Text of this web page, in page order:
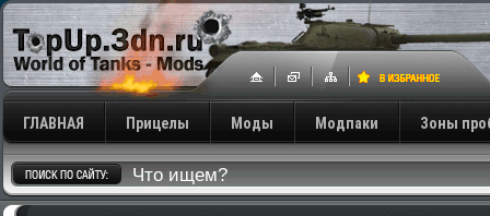
ГЛАВНАЯ Прицелы Моды Модпаки Зоны